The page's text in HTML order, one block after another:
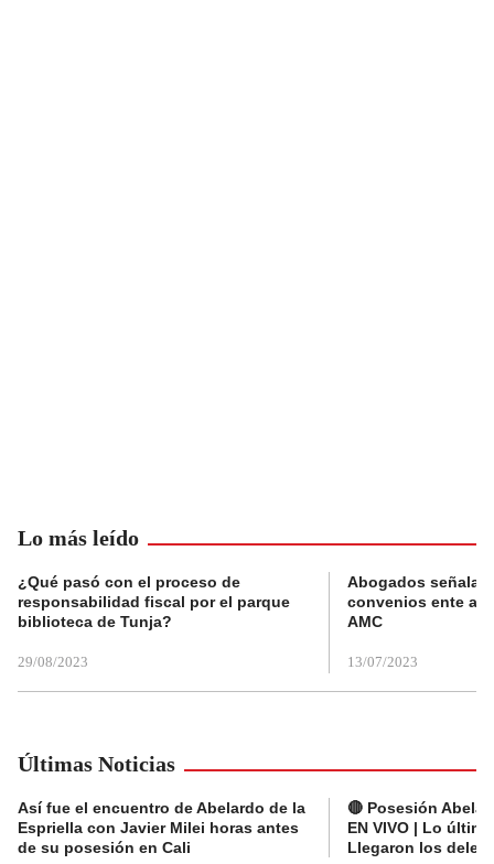
Lo más leído
¿Qué pasó con el proceso de
responsabilidad fiscal por el parque
biblioteca de Tunja?
29/08/2023
Abogados
convenios ente
AMC
13/07/2023
Últimas Noticias
Así fue el encuentro de Abelardo de la
Espriella con Javier Milei horas antes
de su posesión en Cali
🔴 Posesión
EN VIVO | Lo
Llegaron los